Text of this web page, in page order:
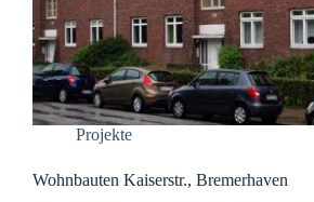
Projekte
Wohnbauten Kaiserstr., Bremerhaven